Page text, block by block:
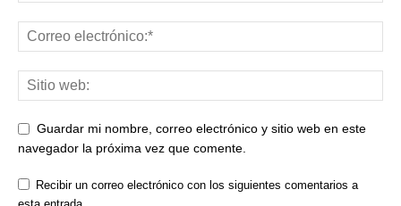
Guardar mi nombre, correo electrónico y sitio web en este
navegador la próxima vez que comente.
Recibir un correo electrónico con los siguientes comentarios a